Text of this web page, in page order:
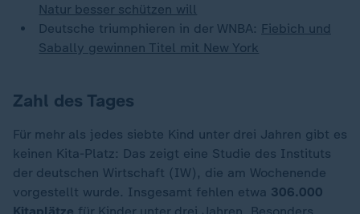
Natur besser schützen will
Deutsche triumphieren in der WNBA: Fiebich und
Sabally gewinnen Titel mit New York
Zahl des Tages
Für mehr als jedes siebte Kind unter drei Jahren gibt es
keinen Kita-Platz: Das zeigt eine Studie des Instituts
der deutschen Wirtschaft (IW), die am Wochenende
vorgestellt wurde. Insgesamt fehlen etwa 306.000
Kitaplätze für Kinder unter drei Jahren. Besonders